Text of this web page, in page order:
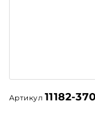
Артикул 11182-